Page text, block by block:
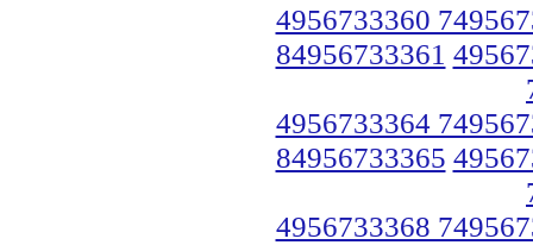
4956733360
84956733361
4956733364
84956733365
4956733368